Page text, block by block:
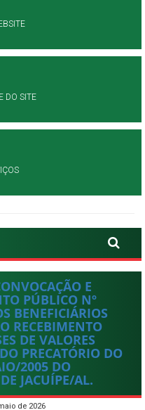
DO SITE
E
PÚBLICO Nº
BENEFICIÁRIOS
RECEBIMENTO
DE VALORES
PRECATÓRIO DO
2005 DO
JACUÍPE/AL.
de 2026